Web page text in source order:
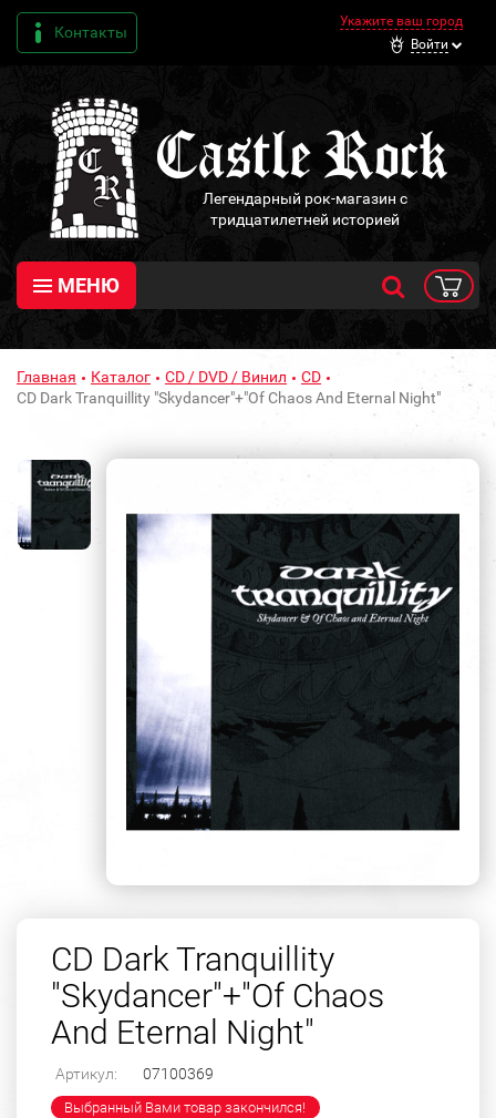
Контакты
Укажите ваш город
Войти
Легендарный рок-магазин с
тридцатилетней историей
МЕНЮ
Главная Каталог CD / DVD / Винил
CD
CD Dark Tranquillity "Skydancer"+"Of Chaos And Eternal Night"
CD Dark Tranquillity
"Skydancer"+"Of Chaos
And Eternal Night"
Артикул: 07100369
Выбранный Вами товар закончился!